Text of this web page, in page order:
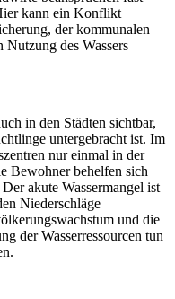
kann ein Konflikt
der kommunalen
Nutzung des Wassers
in den Städten sichtbar,
untergebracht ist. Im
nur einmal in der
Bewohner behelfen sich
akute Wassermangel ist
Niederschläge
und die
der Wasserressourcen tun